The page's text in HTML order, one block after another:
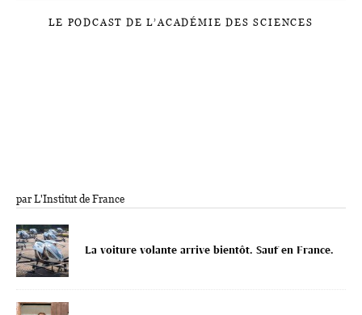
LE PODCAST DE L’ACADÉMIE DES SCIENCES
par L'Institut de France
La voiture volante arrive bientôt. Sauf en France.